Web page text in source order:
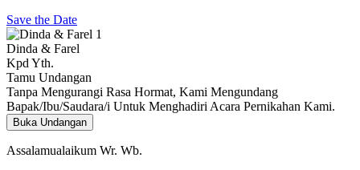
Save the Date
Dinda & Farel
Kpd Yth.
Tamu Undangan
Tanpa Mengurangi Rasa Hormat, Kami Mengundang
Bapak/Ibu/Saudara/i Untuk Menghadiri Acara Pernikahan Kami.
Buka Undangan
Assalamualaikum Wr. Wb.